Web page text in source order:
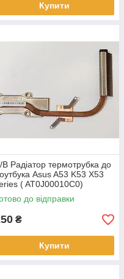
Купити
В Радіатор термотрубка до
Asus A53 K53 X53
( AT0J00010C0)
до відправки
₴
Купити